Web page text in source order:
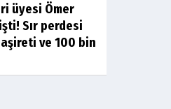
üyesi Ömer
Sır perdesi
ve 100 bin